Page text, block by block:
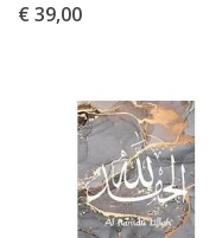
€ 39,00